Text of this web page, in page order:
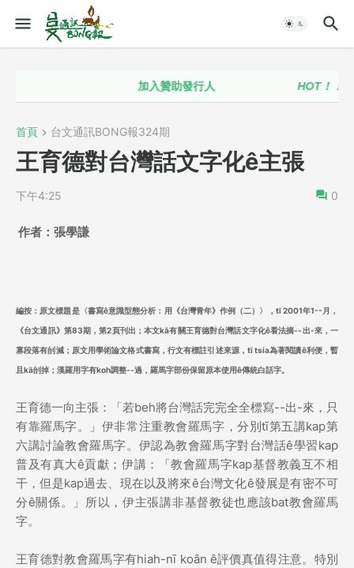
加入贊助發行人 HOT！！ 台語
首頁 台文通訊BONG報324期
王育德對台灣話文字化ê主張
下午4:25 0
作者：張學謙
編按：原文標題是〈書寫ê意識型態分析：用《台灣青年》作例（二）〉，tī 2001年1--月，
《台文通訊》第83期，第2頁刊出；本文kā有關王育德對台灣話文字化ê看法摘--出-來，一
寡段落有刣減；原文用學術論文格式書寫，行文有標註引述來源，tī tsia為著閱讀ê利便，暫
且kā刣掉；漢羅用字有koh調整--過，羅馬字部份保留原本使用ê傳統白話字。
王育德一向主張：「若beh將台灣話完完全全標寫--出-來，只
有靠羅馬字。」伊非常注重教會羅馬字，分別tī第五講kap第
六講討論教會羅馬字。伊認為教會羅馬字對台灣話ê學習kap
普及有真大ê貢獻；伊講：「教會羅馬字kap基督教義互不相
干，但是kap過去、現在以及將來ê台灣文化ê發展是有密不可
分ê關係。」所以，伊主張講非基督教徒也應該bat教會羅馬
字。
王育德對教會羅馬字有hiah-nī koân ê評價真值得注意。特別